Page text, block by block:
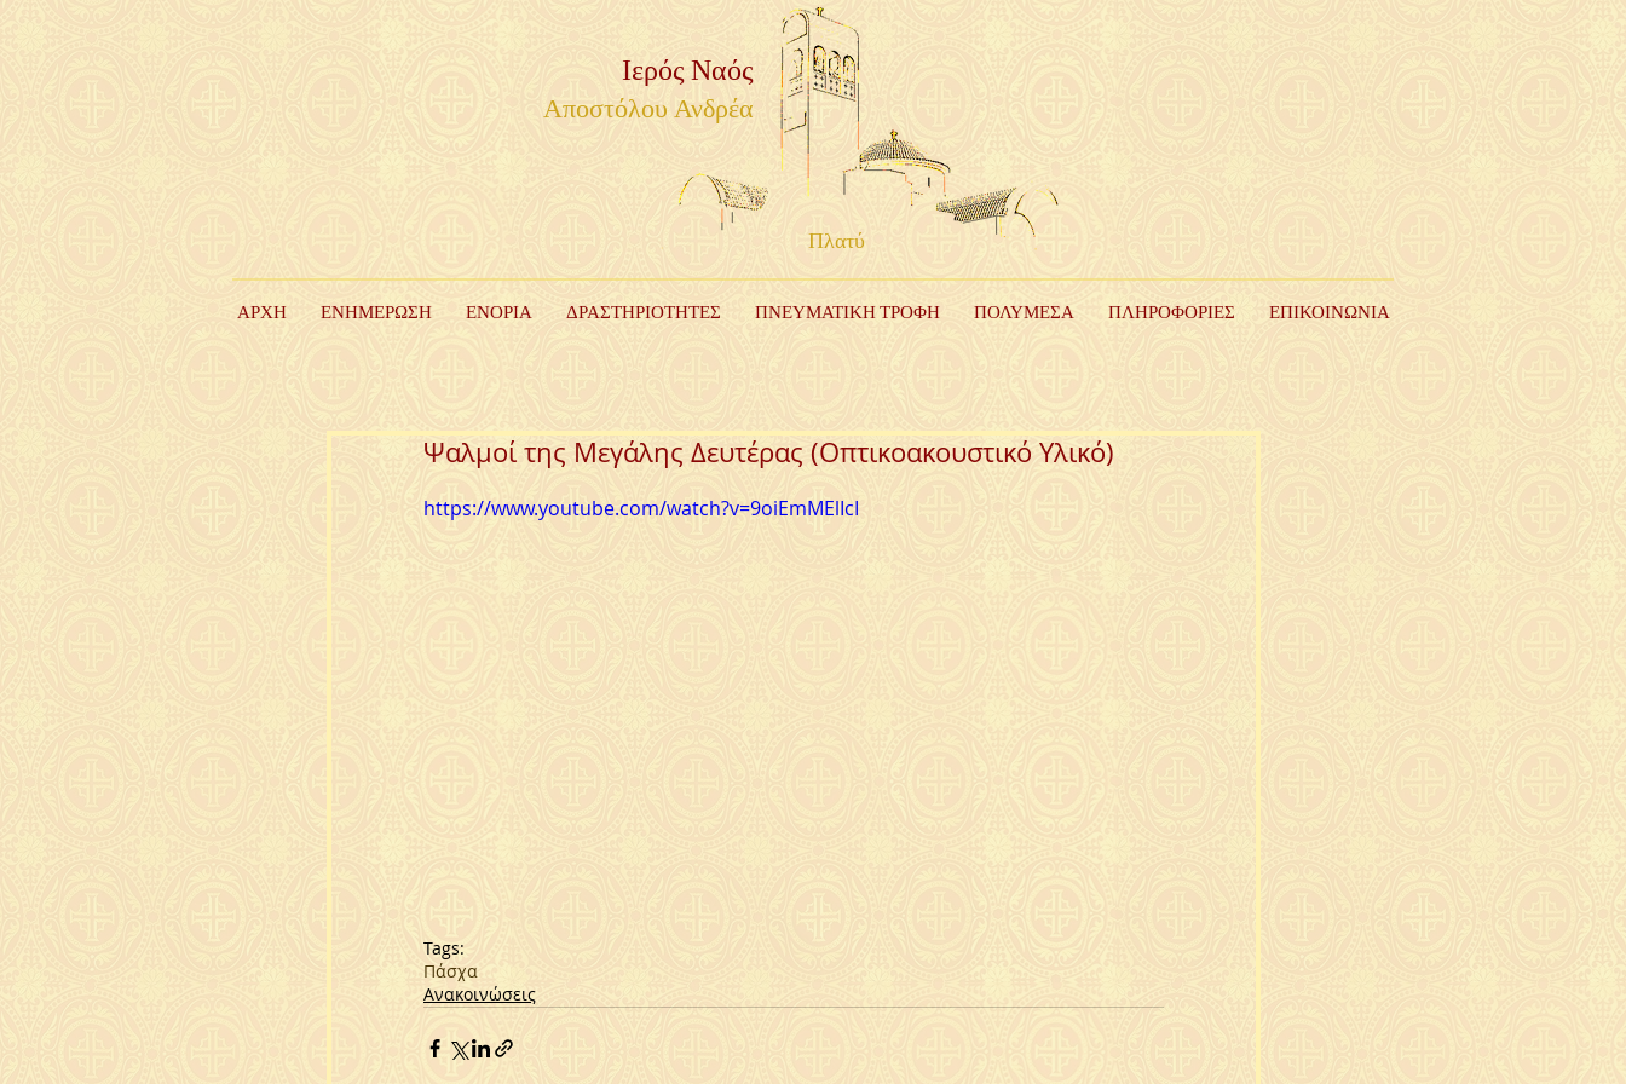
Ιερός Ναός
Αποστόλου Ανδρέα
Πλατύ
ΑΡΧΗ ΕΝΗΜΕΡΩΣΗ ΕΝΟΡΙΑ ΔΡΑΣΤΗΡΙΟΤΗΤΕΣ ΠΝΕΥΜΑΤΙΚΗ ΤΡΟΦΗ ΠΟΛΥΜΕΣΑ ΠΛΗΡΟΦΟΡΙΕΣ ΕΠΙΚΟΙΝΩΝΙΑ
Ψαλμοί της Μεγάλης Δευτέρας (Οπτικοακουστικό Υλικό)
https://www.youtube.com/watch?v=9oiEmMElIcI
Tags:
Πάσχα
Ανακοινώσεις